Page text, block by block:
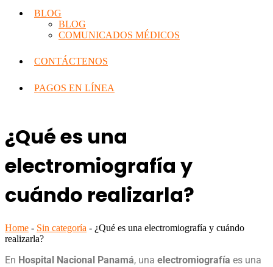
BLOG
BLOG
COMUNICADOS MÉDICOS
CONTÁCTENOS
PAGOS EN LÍNEA
¿Qué es una
electromiografía y
cuándo realizarla?
Home - Sin categoría - ¿Qué es una electromiografía y cuándo
realizarla?
En Hospital Nacional Panamá, una electromiografía es una